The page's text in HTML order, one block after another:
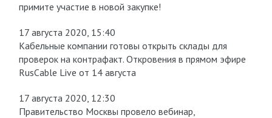
примите участие в новой закупке!
17 августа 2020, 15:40
Кабельные компании готовы открыть склады для
проверок на контрафакт. Откровения в прямом эфире
RusCable Live от 14 августа
17 августа 2020, 12:30
Правительство Москвы провело вебинар,